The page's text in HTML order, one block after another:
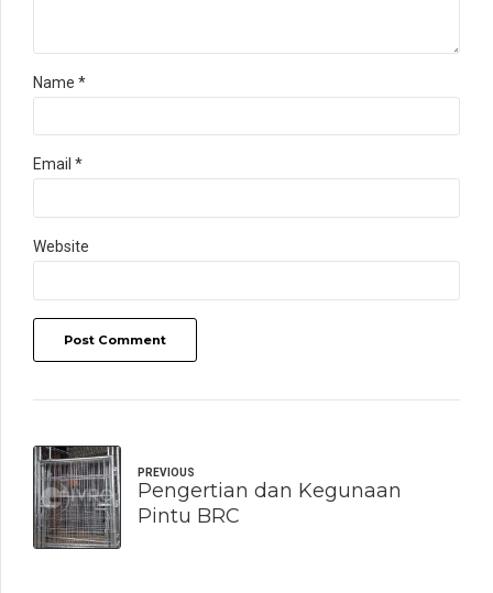
Name *
Email *
Website
Post Comment
PREVIOUS
Pengertian dan Kegunaan
Pintu BRC